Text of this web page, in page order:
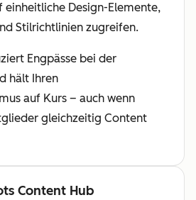
einheitliche Design-Elemente,
Stilrichtlinien zugreifen.
Engpässe bei der
hält Ihren
auf Kurs – auch wenn
gleichzeitig Content
Content Hub